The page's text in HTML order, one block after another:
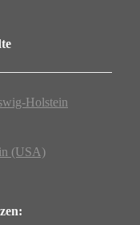
Holstein
(USA)